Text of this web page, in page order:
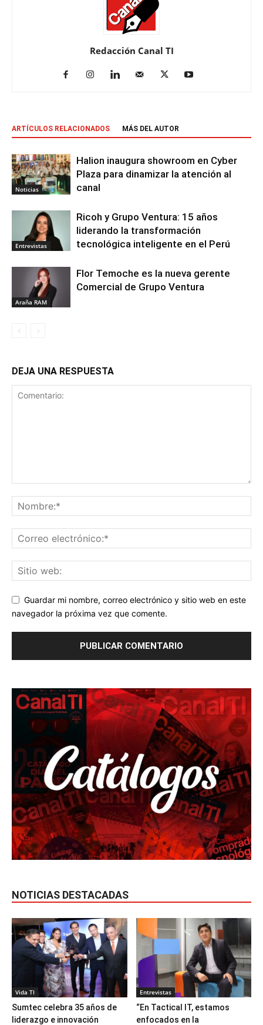
Redacción Canal TI
ARTÍCULOS RELACIONADOS MÁS DEL AUTOR
Noticias
Halion inaugura showroom en Cyber
Plaza para dinamizar la atención al
canal
Entrevistas
Ricoh y Grupo Ventura: 15 años
liderando la transformación
tecnológica inteligente en el Perú
Araña RAM
Flor Temoche es la nueva gerente
Comercial de Grupo Ventura
DEJA UNA RESPUESTA
Guardar mi nombre, correo electrónico y sitio web en este
navegador la próxima vez que comente.
NOTICIAS DESTACADAS
Vida TI
Sumtec celebra 35 años de
liderazgo e innovación
Entrevistas
“En Tactical IT, estamos
enfocados en la